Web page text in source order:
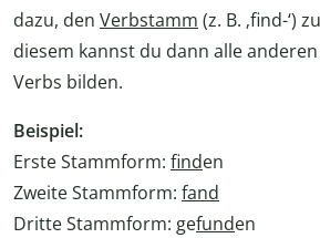
dazu, den Verbstamm (z. B. ‚find-‘)
diesem kannst du dann alle
Verbs bilden.
Beispiel:
Erste Stammform: finden
Zweite Stammform: fand
Dritte Stammform: gefunden